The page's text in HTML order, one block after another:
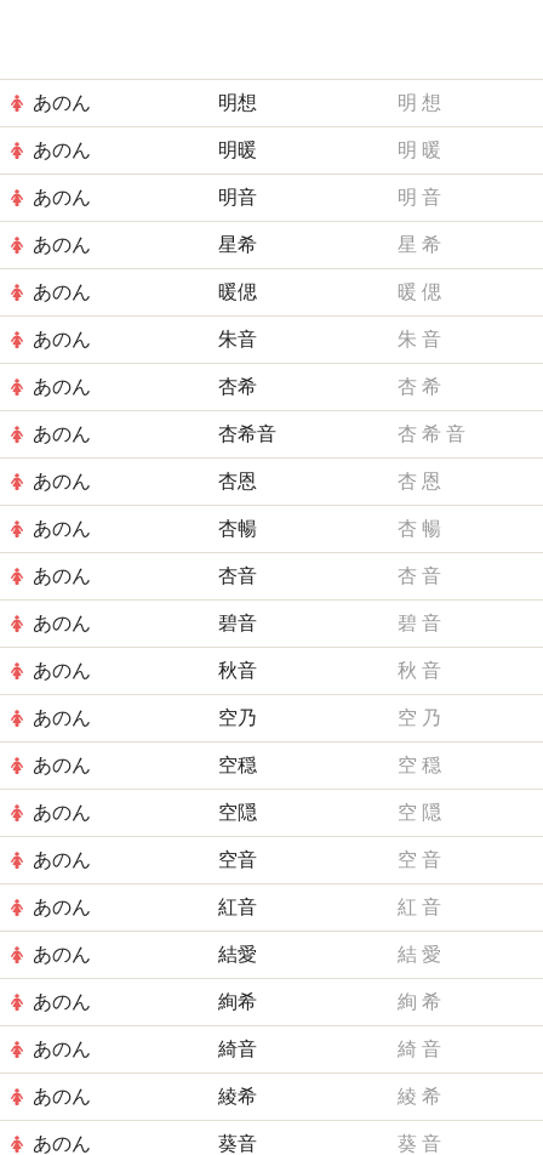
あのん 明想 明 想
あのん 明暖 明 暖
あのん 明音 明 音
あのん 星希 星 希
あのん 暖偲 暖 偲
あのん 朱音 朱 音
あのん 杏希 杏 希
あのん 杏希音 杏 希 音
あのん 杏恩 杏 恩
あのん 杏暢 杏 暢
あのん 杏音 杏 音
あのん 碧音 碧 音
あのん 秋音 秋 音
あのん 空乃 空 乃
あのん 空穏 空 穏
あのん 空隠 空 隠
あのん 空音 空 音
あのん 紅音 紅 音
あのん 結愛 結 愛
あのん 絢希 絢 希
あのん 綺音 綺 音
あのん 綾希 綾 希
あのん 葵音 葵 音